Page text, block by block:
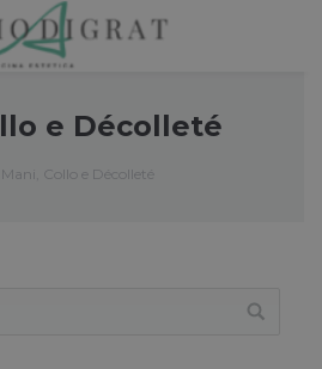
e Décolleté
Mani, Collo e Décolleté